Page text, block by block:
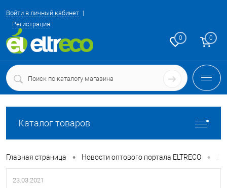
Войти в личный кабинет
Регистрация
0 0
Каталог товаров
Главная страница • Новости оптового портала ELTRECO •
23.03.2021